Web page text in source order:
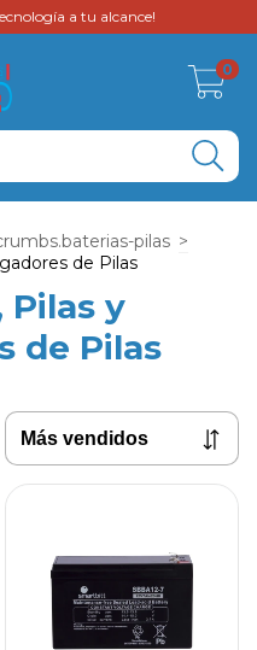
a tu alcance!
0
pilas >
de Pilas
Pilas y
de Pilas